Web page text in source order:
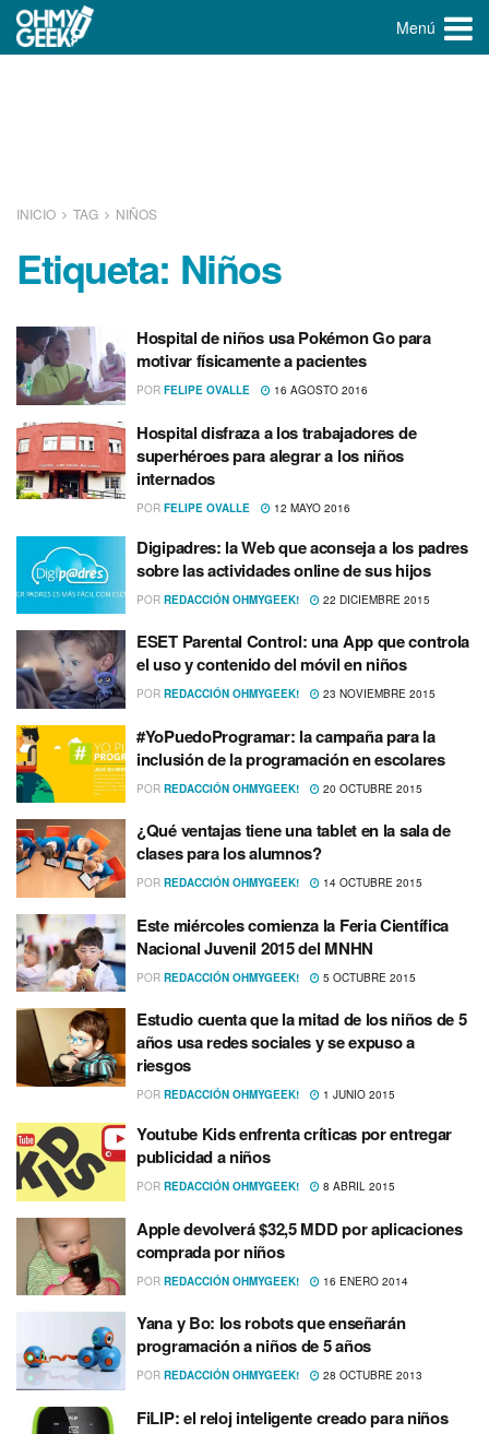
Menú
INICIO TAG NIÑOS
Etiqueta: Niños
Hospital de niños usa Pokémon Go para
motivar fí­sicamente a pacientes
POR FELIPE OVALLE 16 AGOSTO 2016
Hospital disfraza a los trabajadores de
superhéroes para alegrar a los niños
internados
POR FELIPE OVALLE 12 MAYO 2016
Digipadres: la Web que aconseja a los padres
sobre las actividades online de sus hijos
POR REDACCIÓN OHMYGEEK! 22 DICIEMBRE 2015
ESET Parental Control: una App que controla
el uso y contenido del móvil en niños
POR REDACCIÓN OHMYGEEK! 23 NOVIEMBRE 2015
#YoPuedoProgramar: la campaña para la
inclusión de la programación en escolares
POR REDACCIÓN OHMYGEEK! 20 OCTUBRE 2015
¿Qué ventajas tiene una tablet en la sala de
clases para los alumnos?
POR REDACCIÓN OHMYGEEK! 14 OCTUBRE 2015
Este miércoles comienza la Feria Cientí­fica
Nacional Juvenil 2015 del MNHN
POR REDACCIÓN OHMYGEEK! 5 OCTUBRE 2015
Estudio cuenta que la mitad de los niños de 5
años usa redes sociales y se expuso a
riesgos
POR REDACCIÓN OHMYGEEK! 1 JUNIO 2015
Youtube Kids enfrenta crí­ticas por entregar
publicidad a niños
POR REDACCIÓN OHMYGEEK! 8 ABRIL 2015
Apple devolverá $32,5 MDD por aplicaciones
comprada por niños
POR REDACCIÓN OHMYGEEK! 16 ENERO 2014
Yana y Bo: los robots que enseñarán
programación a niños de 5 años
POR REDACCIÓN OHMYGEEK! 28 OCTUBRE 2013
FiLIP: el reloj inteligente creado para niños